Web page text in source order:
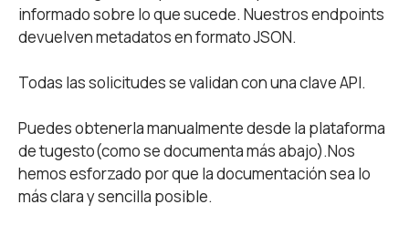
informado sobre lo que sucede. Nuestros endpoints
devuelven metadatos en formato JSON.
Todas las solicitudes se validan con una clave API.
Puedes obtenerla manualmente desde la plataforma
de tugesto(como se documenta más abajo).Nos
hemos esforzado por que la documentación sea lo
más clara y sencilla posible.